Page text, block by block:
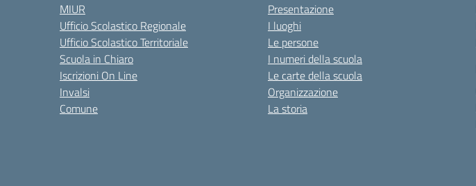
MIUR
Ufficio Scolastico Regionale
Ufficio Scolastico Territoriale
Scuola in Chiaro
Iscrizioni On Line
Invalsi
Comune
Presentazione
I luoghi
Le persone
I numeri della scuola
Le carte della scuola
Organizzazione
La storia